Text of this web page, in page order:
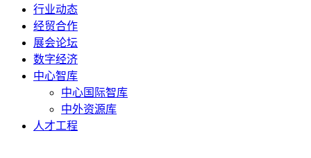
行业动态
经贸合作
展会论坛
数字经济
中心智库
中心国际智库
中外资源库
人才工程